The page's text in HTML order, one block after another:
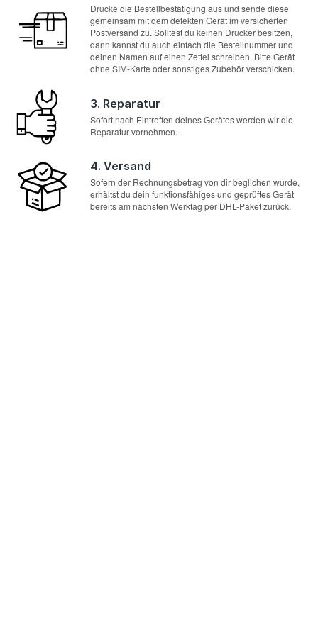
Drucke die Bestellbestätigung aus und sende diese
gemeinsam mit dem defekten Gerät im versicherten
Postversand zu. Solltest du keinen Drucker besitzen,
dann kannst du auch einfach die Bestellnummer und
deinen Namen auf einen Zettel schreiben. Bitte Gerät
ohne SIM-Karte oder sonstiges Zubehör verschicken.
3. Reparatur
Sofort nach Eintreffen deines Gerätes werden wir die
Reparatur vornehmen.
4. Versand
Sofern der Rechnungsbetrag von dir beglichen wurde,
erhältst du dein funktionsfähiges und geprüftes Gerät
bereits am nächsten Werktag per DHL-Paket zurück.